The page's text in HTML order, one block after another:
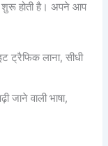
शुरू होती है। अपने आप
ट्रैफिक लाना, सीधी
जाने वाली भाषा,